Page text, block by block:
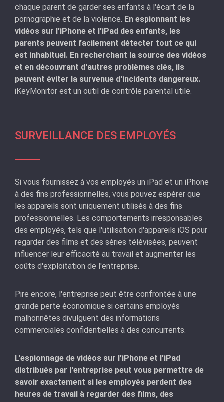
chaque parent de garder ses enfants à l'écart de la
pornographie et de la violence. En espionnant les
vidéos sur l'iPhone et l'iPad des enfants, les
parents peuvent facilement détecter tout ce qui
est inhabituel. En recherchant la source des vidéos
et en découvrant d'autres problèmes clés, ils
peuvent éviter la survenue d'incidents dangereux.
iKeyMonitor est un outil de contrôle parental utile.
SURVEILLANCE DES EMPLOYÉS
Si vous fournissez à vos employés un iPad et un iPhone
à des fins professionnelles, vous pouvez espérer que
les appareils sont uniquement utilisés à des fins
professionnelles. Les comportements irresponsables
des employés, tels que l'utilisation d'appareils iOS pour
regarder des films et des séries télévisées, peuvent
influencer leur efficacité au travail et augmenter les
coûts d'exploitation de l'entreprise.
Pire encore, l'entreprise peut être confrontée à une
grande perte économique si certains employés
malhonnêtes divulguent des informations
commerciales confidentielles à des concurrents.
L'espionnage de vidéos sur l'iPhone et l'iPad
distribués par l'entreprise peut vous permettre de
savoir exactement si les employés perdent des
heures de travail à regarder des films, des